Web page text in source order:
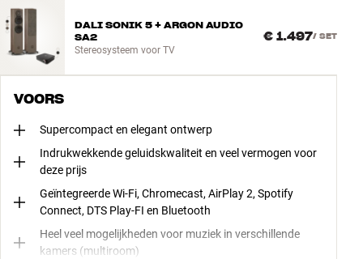
DALI SONIK 5 + ARGON AUDIO
SA2
Stereosysteem voor TV
€ 1.497/ SET
VOORS
Supercompact en elegant ontwerp
Indrukwekkende geluidskwaliteit en veel vermogen voor
deze prijs
Geïntegreerde Wi-Fi, Chromecast, AirPlay 2, Spotify
Connect, DTS Play-FI en Bluetooth
Heel veel mogelijkheden voor muziek in verschillende
kamers (multiroom)